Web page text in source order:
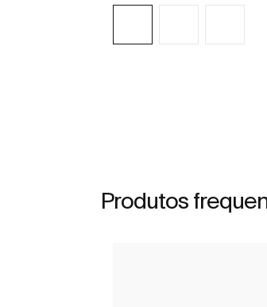
Produtos